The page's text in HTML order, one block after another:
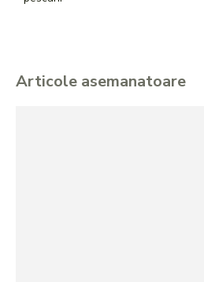
Articole asemanatoare